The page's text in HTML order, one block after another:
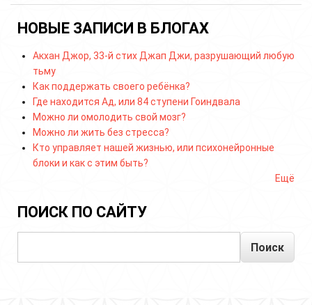
НОВЫЕ ЗАПИСИ В БЛОГАХ
Акхан Джор, 33-й стих Джап Джи, разрушающий любую
тьму
Как поддержать своего ребёнка?
Где находится Ад, или 84 ступени Гоиндвала
Можно ли омолодить свой мозг?
Можно ли жить без стресса?
Кто управляет нашей жизнью, или психонейронные
блоки и как с этим быть?
Ещё
ПОИСК ПО САЙТУ